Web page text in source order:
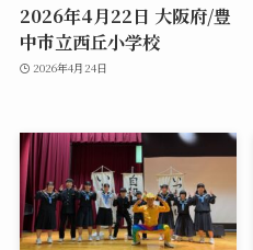
2026年4月22日 大阪府/豊
中市立西丘小学校
2026年4月24日